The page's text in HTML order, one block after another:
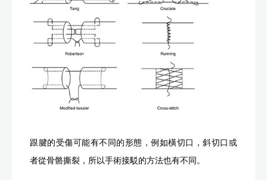
跟腱的受傷可能有不同的形態，例如橫切口，斜切口或
者從骨骼撕裂，所以手術接駁的方法也有不同。